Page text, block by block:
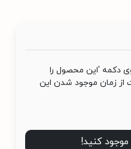
دکمه 'این محصول را
از زمان موجود شدن این
کنید!